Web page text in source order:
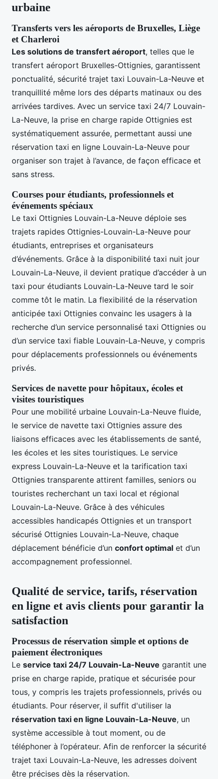
urbaine
Transferts vers les aéroports de Bruxelles, Liège
et Charleroi
Les solutions de transfert aéroport, telles que le
transfert aéroport Bruxelles-Ottignies, garantissent
ponctualité, sécurité trajet taxi Louvain-La-Neuve et
tranquillité même lors des départs matinaux ou des
arrivées tardives. Avec un service taxi 24/7 Louvain-
La-Neuve, la prise en charge rapide Ottignies est
systématiquement assurée, permettant aussi une
réservation taxi en ligne Louvain-La-Neuve pour
organiser son trajet à l’avance, de façon efficace et
sans stress.
Courses pour étudiants, professionnels et
événements spéciaux
Le taxi Ottignies Louvain-La-Neuve déploie ses
trajets rapides Ottignies-Louvain-La-Neuve pour
étudiants, entreprises et organisateurs
d’événements. Grâce à la disponibilité taxi nuit jour
Louvain-La-Neuve, il devient pratique d’accéder à un
taxi pour étudiants Louvain-La-Neuve tard le soir
comme tôt le matin. La flexibilité de la réservation
anticipée taxi Ottignies convainc les usagers à la
recherche d’un service personnalisé taxi Ottignies ou
d’un service taxi fiable Louvain-La-Neuve, y compris
pour déplacements professionnels ou événements
privés.
Services de navette pour hôpitaux, écoles et
visites touristiques
Pour une mobilité urbaine Louvain-La-Neuve fluide,
le service de navette taxi Ottignies assure des
liaisons efficaces avec les établissements de santé,
les écoles et les sites touristiques. Le service
express Louvain-La-Neuve et la tarification taxi
Ottignies transparente attirent familles, seniors ou
touristes recherchant un taxi local et régional
Louvain-La-Neuve. Grâce à des véhicules
accessibles handicapés Ottignies et un transport
sécurisé Ottignies Louvain-La-Neuve, chaque
déplacement bénéficie d’un confort optimal et d’un
accompagnement professionnel.
Qualité de service, tarifs, réservation
en ligne et avis clients pour garantir la
satisfaction
Processus de réservation simple et options de
paiement électroniques
Le service taxi 24/7 Louvain-La-Neuve garantit une
prise en charge rapide, pratique et sécurisée pour
tous, y compris les trajets professionnels, privés ou
étudiants. Pour réserver, il suffit d'utiliser la
réservation taxi en ligne Louvain-La-Neuve, un
système accessible à tout moment, ou de
téléphoner à l’opérateur. Afin de renforcer la sécurité
trajet taxi Louvain-La-Neuve, les adresses doivent
être précises dès la réservation.